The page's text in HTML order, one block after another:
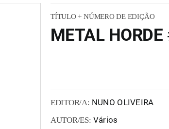
TÍTULO + NÚMERO DE EDIÇÃO
METAL
EDITOR/A: NUNO OLIVEIRA
AUTOR/ES: Vários